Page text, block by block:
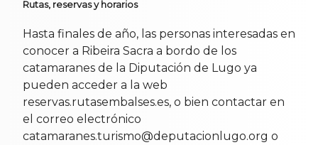
Rutas, reservas y horarios
Hasta finales de año, las personas interesadas en
conocer a Ribeira Sacra a bordo de los
catamaranes de la Diputación de Lugo ya
pueden acceder a la web
reservas.rutasembalses.es, o bien contactar en
el correo electrónico
catamaranes.turismo@deputacionlugo.org o